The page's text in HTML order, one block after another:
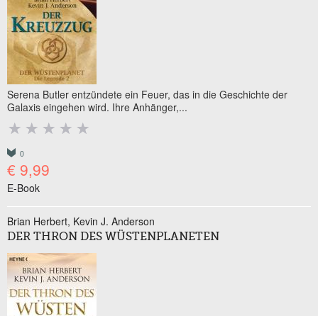
Serena Butler entzündete ein Feuer, das in die Geschichte der
Galaxis eingehen wird. Ihre Anhänger,...
0
€ 9,99
E-Book
Brian Herbert Kevin J. Anderson
DER THRON DES WÜSTENPLANETEN